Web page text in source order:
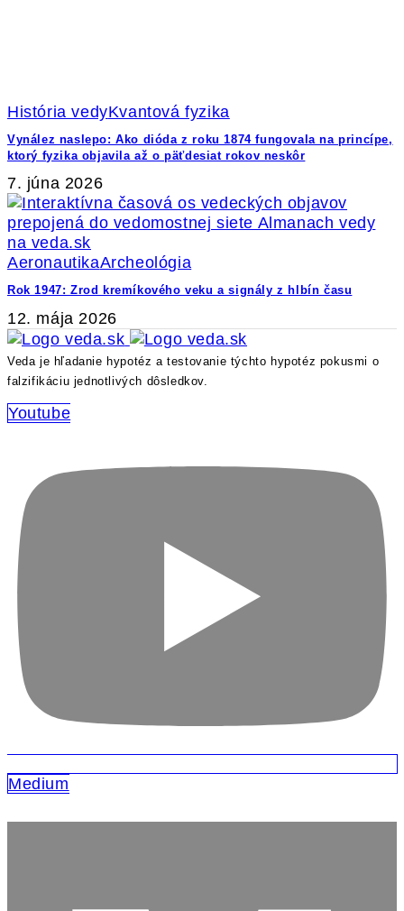
História vedyKvantová fyzika
Vynález naslepo: Ako dióda z roku 1874 fungovala na princípe,
ktorý fyzika objavila až o päťdesiat rokov neskôr
7. júna 2026
AeronautikaArcheológia
Rok 1947: Zrod kremíkového veku a signály z hlbín času
12. mája 2026
Veda je hľadanie hypotéz a testovanie týchto hypotéz pokusmi o
falzifikáciu jednotlivých dôsledkov.
Youtube
Medium